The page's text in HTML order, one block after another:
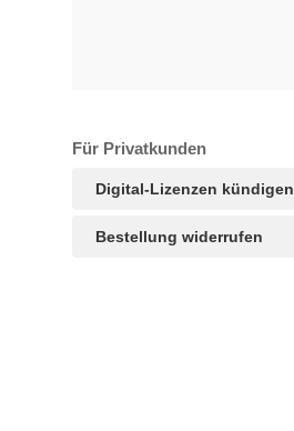
Für Privatkunden
Digital-Lizenzen kündigen
Bestellung widerrufen